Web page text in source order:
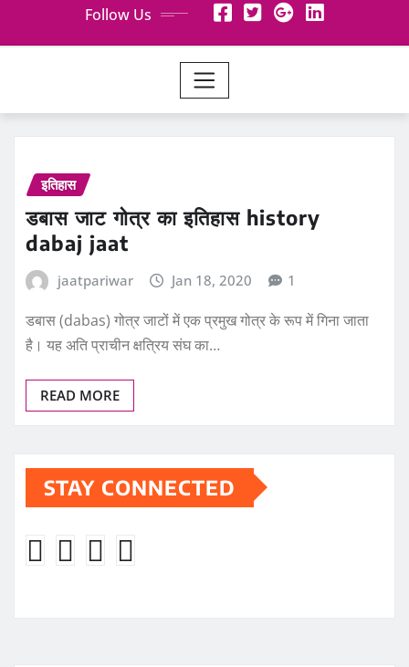
Follow Us
इतिहास
डबास जाट गोत्र का इतिहास history
dabaj jaat
jaatpariwar Jan 18, 2020 1
डबास (dabas) गोत्र जाटों में एक प्रमुख गोत्र के रूप में गिना जाता
है। यह अति प्राचीन क्षत्रिय संघ का…
READ MORE
STAY CONNECTED